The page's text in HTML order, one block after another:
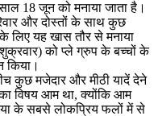
18 जून को मनाया जाता है।
और दोस्तों के साथ कुछ
लिए यह खास तौर से मनाया
को प्ले ग्रुप के बच्चों के
किया।
कुछ मजेदार और मीठी यादें देने
विषय आम था, क्योंकि आम
के सबसे लोकप्रिय फलों में से